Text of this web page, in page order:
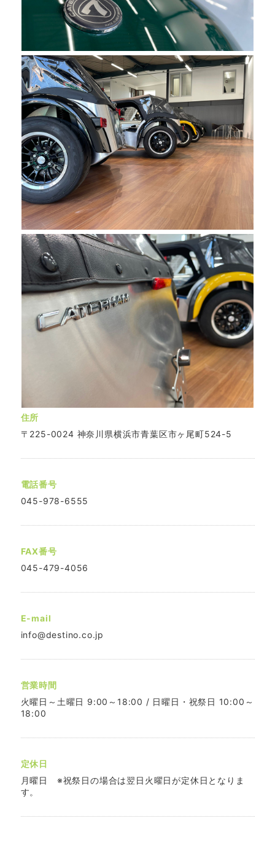
住所
〒225-0024 神奈川県横浜市青葉区市ヶ尾町524-5
電話番号
045-978-6555
FAX番号
045-479-4056
E-mail
info@destino.co.jp
営業時間
火曜日～土曜日 9:00～18:00 / 日曜日・祝祭日 10:00～
18:00
定休日
月曜日 ※祝祭日の場合は翌日火曜日が定休日となりま
す。